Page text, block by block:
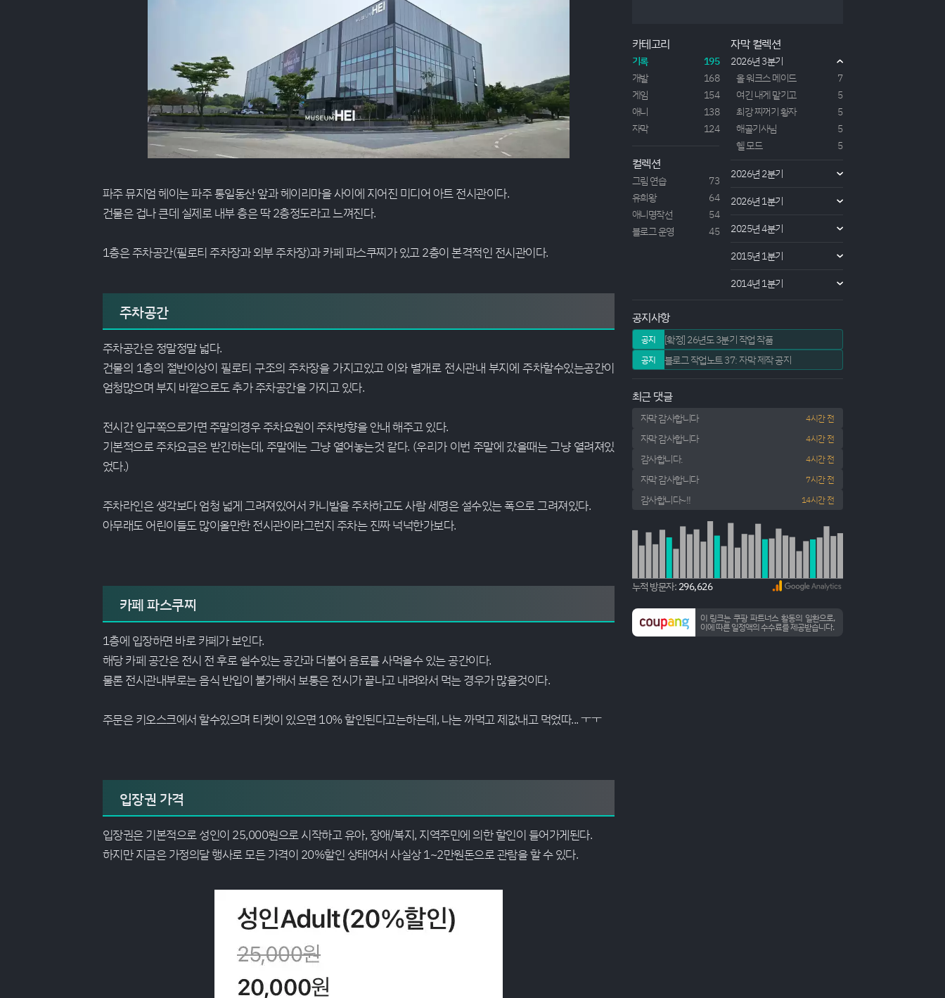
파주 뮤지엄 헤이는 파주 통일동산 앞과 헤이리마을 사이에 지어진 미디어 아트 전시관이다.
건물은 겁나 큰데 실제로 내부 층은 딱 2층정도라고 느껴진다.
1층은 주차공간(필로티 주차장과 외부 주차장)과 카페 파스쿠찌가 있고 2층이 본격적인 전시관이다.
주차공간
주차공간은 정말정말 넓다.
건물의 1층의 절반이상이 필로티 구조의 주차장을 가지고있고 이와 별개로 전시관내 부지에 주차할수있는공간이
엄청많으며 부지 바깥으로도 추가 주차공간을 가지고 있다.
전시간 입구쪽으로가면 주말의경우 주차요원이 주차방향을 안내 해주고 있다.
기본적으로 주차요금은 받긴하는데, 주말에는 그냥 열어놓는것 같다. (우리가 이번 주말에 갔을때는 그냥 열려져있
었다.)
주차라인은 생각보다 엄청 넓게 그려져있어서 카니발을 주차하고도 사람 세명은 설수있는 폭으로 그려져있다.
아무래도 어린이들도 많이올만한 전시관이라그런지 주차는 진짜 넉넉한가보다.
카페 파스쿠찌
1층에 입장하면 바로 카페가 보인다.
해당 카페 공간은 전시 전 후로 쉴수있는 공간과 더불어 음료를 사먹을수 있는 공간이다.
물론 전시관내부로는 음식 반입이 불가해서 보통은 전시가 끝나고 내려와서 먹는 경우가 많을것이다.
주문은 키오스크에서 할수있으며 티켓이 있으면 10% 할인된다고는하는데, 나는 까먹고 제값내고 먹었따... ㅜㅜ
입장권 가격
입장권은 기본적으로 성인이 25,000원으로 시작하고 유아, 장애/복지, 지역주민에 의한 할인이 들어가게된다.
하지만 지금은 가정의달 행사로 모든 가격이 20%할인 상태여서 사실상 1~2만원돈으로 관람을 할 수 있다.
무쌍찍는 흔한 양산물이다. 이런류의 작품은 각오하
고 본다해도 결국 작화나 매력적인 스토리, 연출을 기
대하고 보는데 본 작품은 모든게 좀 아쉬운 느낌이 들
었다...
카테고리
기록
195
개발
168
게임
154
애니
138
자막
124
컬렉션
그림 연습
73
유희왕
64
애니명작선
54
블로그 운영
45
자막 컬렉션
2026년 3분기
올 워크스 메이드
7
여긴 내게 맡기고
5
최강 찌꺼기 황자
5
해골기사님
5
헬 모드
5
2026년 2분기
2026년 1분기
2025년 4분기
2015년 1분기
2014년 1분기
공지사항
공지 [확정] 26년도 3분기 작업 작품
공지 블로그 작업노트 37: 자막 제작 공지
최근 댓글
자막 감사합니다 4시간 전
자막 감사합니다 4시간 전
감사합니다. 4시간 전
자막 감사합니다 7시간 전
감사합니다~!! 14시간 전
누적 방문자: 296,626
이 링크는 쿠팡 파트너스 활동의 일환으로,
이에 따른 일정액의 수수료를 제공받습니다.